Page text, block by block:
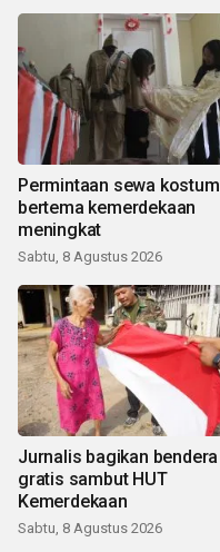
Permintaan sewa kostum
bertema kemerdekaan
meningkat
Sabtu, 8 Agustus 2026
Jurnalis bagikan bendera
gratis sambut HUT
Kemerdekaan
Sabtu, 8 Agustus 2026